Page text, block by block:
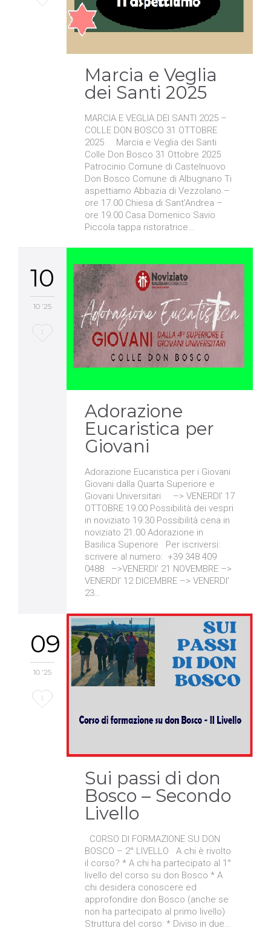
Marcia e Veglia
dei Santi 2025
MARCIA E VEGLIA DEI SANTI 2025 –
COLLE DON BOSCO 31 OTTOBRE
2025 Marcia e Veglia dei Santi
Colle Don Bosco 31 Ottobre 2025
Patrocinio Comune di Castelnuovo
Don Bosco Comune di Albugnano Ti
aspettiamo Abbazia di Vezzolano –
ore 17.00 Chiesa di Sant’Andrea –
ore 19.00 Casa Domenico Savio
Piccola tappa ristoratrice…
10
10 '25
Love
1
Adorazione
Eucaristica per
Giovani
Adorazione Eucaristica per i Giovani
Giovani dalla Quarta Superiore e
Giovani Universitari –> VENERDI’ 17
OTTOBRE 19.00 Possibilità dei vespri
in noviziato 19.30 Possibilità cena in
noviziato 21.00 Adorazione in
Basilica Superiore Per iscriversi:
scrivere al numero: +39 348 409
0488 –>VENERDI’ 21 NOVEMBRE –>
VENERDI’ 12 DICEMBRE –> VENERDI’
23…
09
10 '25
Love
1
Sui passi di don
Bosco – Secondo
Livello
CORSO DI FORMAZIONE SU DON
BOSCO – 2° LIVELLO A chi è rivolto
il corso? * A chi ha partecipato al 1°
livello del corso su don Bosco * A
chi desidera conoscere ed
approfondire don Bosco (anche se
non ha partecipato al primo livello)
Struttura del corso: * Diviso in due…